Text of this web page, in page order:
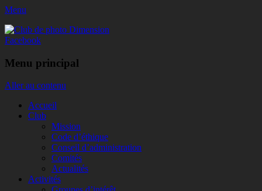
Menu
Club de photo Dimension
Facebook
Menu principal
Aller au contenu
Accueil
Club
Mission
Code d’éthique
Conseil d’administration
Comités
Actualités
Activités